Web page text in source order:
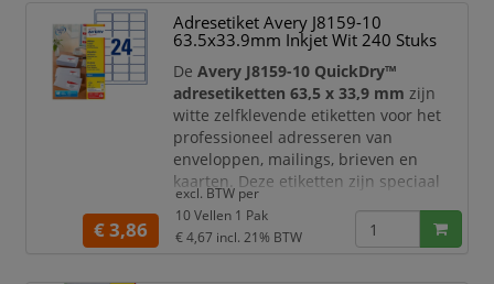
praktische formaat zijn ze ideaal voor
adressering, verzendetiketten,
retourlabels, archiefetiketten,
productlabels, ordners, dossiers e
Adresetiket Avery J8159-10
63.5x33.9mm Inkjet Wit 240 Stuks
DeAvery J8159-10 QuickDry™
adresetiketten 63,5 x 33,9 mm zijn
witte zelfklevende etiketten voor het
professioneel adresseren van
enveloppen, mailings, brieven en
kaarten. Deze etiketten zijn speciaal
ontwikkeld voor
ideaal wanneer u snel een verzorgde
mailing wilt versturen zonder te
€ 3,86
excl. BTW per
10 Vellen 1 Pak
€ 4,67 incl. 21% BTW